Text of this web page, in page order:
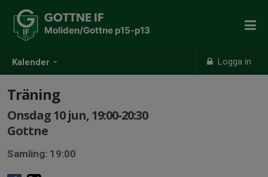
Kalender Logga in
GOTTNE IF
Moliden/Gottne p15-p13
Träning
Onsdag 10 jun, 19:00-20:30
Gottne
Samling: 19:00